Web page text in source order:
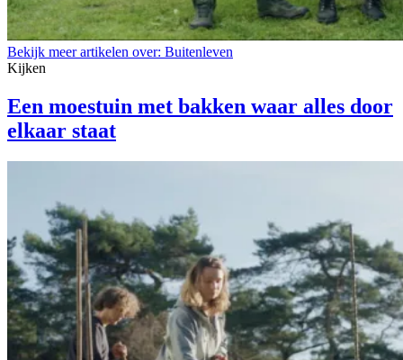
Bekijk meer artikelen over: Buitenleven
Kijken
Een moestuin met bakken waar alles door
elkaar staat